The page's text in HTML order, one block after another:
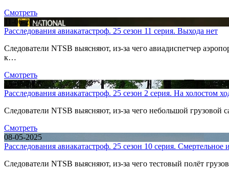
Смотреть
11-06-2025
Расследования авиакатастроф. 25 сезон 11 серия. Выхода нет
Следователи NTSB выясняют, из-за чего авиадиспетчер
к…
Смотреть
15-05-2025
Расследования авиакатастроф. 25 сезон 2 серия. На холостом
Следователи NTSB выясняют, из-за чего небольшой грузовой
Смотреть
08-05-2025
Расследования авиакатастроф. 25 сезон 10 серия. Смертельное
Следователи NTSB выясняют, из-за чего тестовый полёт